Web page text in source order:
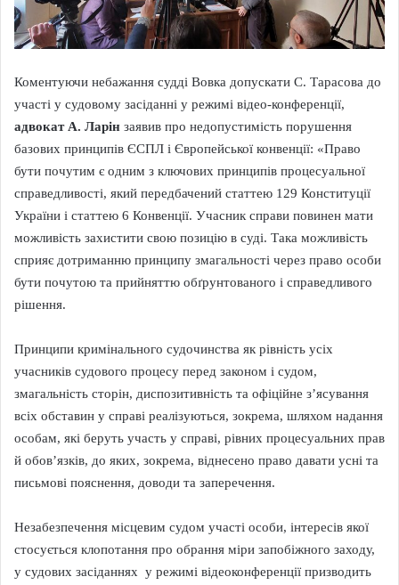
Коментуючи небажання судді Вовка допускати С. Тарасова до
участі у судовому засіданні у режимі відео-конференції,
адвокат А. Ларін заявив про недопустимість порушення
базових принципів ЄСПЛ і Європейської конвенції: «Право
бути почутим є одним з ключових принципів процесуальної
справедливості, який передбачений статтею 129 Конституції
України і статтею 6 Конвенції. Учасник справи повинен мати
можливість захистити свою позицію в суді. Така можливість
сприяє дотриманню принципу змагальності через право особи
бути почутою та прийняттю обґрунтованого і справедливого
рішення.
Принципи кримінального судочинства як рівність усіх
учасників судового процесу перед законом і судом,
змагальність сторін, диспозитивність та офіційне з’ясування
всіх обставин у справі реалізуються, зокрема, шляхом надання
особам, які беруть участь у справі, рівних процесуальних прав
й обов’язків, до яких, зокрема, віднесено право давати усні та
письмові пояснення, доводи та заперечення.
Незабезпечення місцевим судом участі особи, інтересів якої
стосується клопотання про обрання міри запобіжного заходу,
у судових засіданнях у режимі відеоконференції призводить